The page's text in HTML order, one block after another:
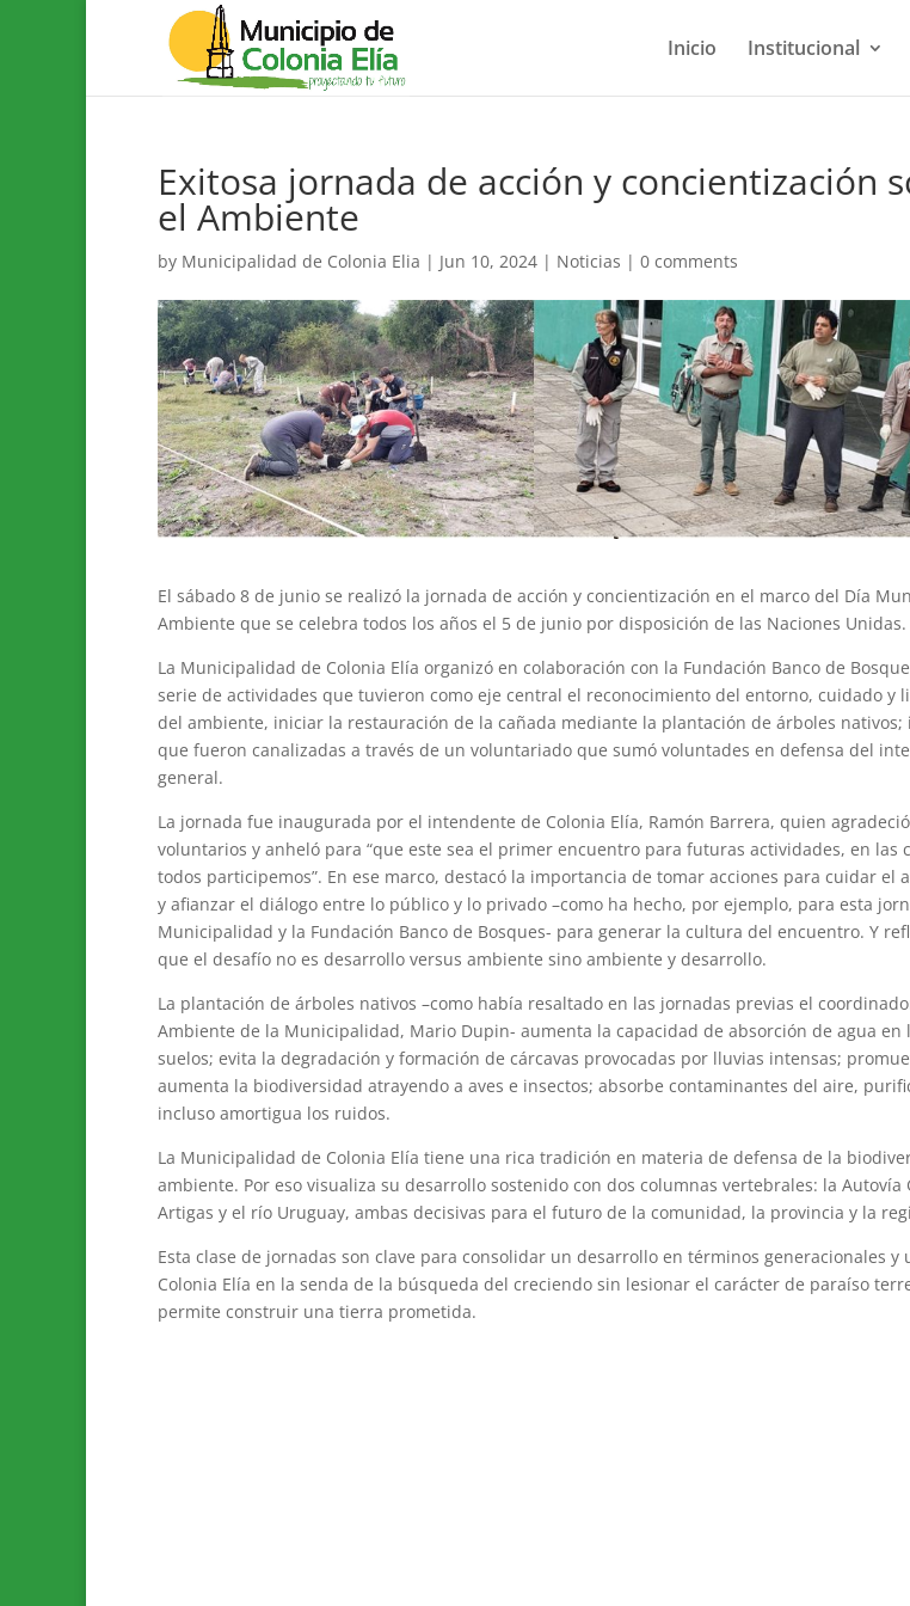
Inicio Institucional
Exitosa jornada de acción y concientización
el Ambiente
by Municipalidad de Colonia Elia | Jun 10, 2024 | Noticias | 0 comments
El sábado 8 de junio se realizó la jornada de acción y concientización en el marco del Día
Ambiente que se celebra todos los años el 5 de junio por disposición de las Naciones Unidas.
La Municipalidad de Colonia Elía organizó en colaboración con la Fundación Banco de
serie de actividades que tuvieron como eje central el reconocimiento del entorno, cuidado y
del ambiente, iniciar la restauración de la cañada mediante la plantación de árboles nativos;
que fueron canalizadas a través de un voluntariado que sumó voluntades en defensa del
general.
La jornada fue inaugurada por el intendente de Colonia Elía, Ramón Barrera, quien
voluntarios y anheló para “que este sea el primer encuentro para futuras actividades, en las
todos participemos”. En ese marco, destacó la importancia de tomar acciones para cuidar el
y afianzar el diálogo entre lo público y lo privado –como ha hecho, por ejemplo, para esta
Municipalidad y la Fundación Banco de Bosques- para generar la cultura del encuentro. Y
que el desafío no es desarrollo versus ambiente sino ambiente y desarrollo.
La plantación de árboles nativos –como había resaltado en las jornadas previas el
Ambiente de la Municipalidad, Mario Dupin- aumenta la capacidad de absorción de agua en
suelos; evita la degradación y formación de cárcavas provocadas por lluvias intensas;
aumenta la biodiversidad atrayendo a aves e insectos; absorbe contaminantes del aire,
incluso amortigua los ruidos.
La Municipalidad de Colonia Elía tiene una rica tradición en materia de defensa de la
ambiente. Por eso visualiza su desarrollo sostenido con dos columnas vertebrales: la Autovía
Artigas y el río Uruguay, ambas decisivas para el futuro de la comunidad, la provincia y la
Esta clase de jornadas son clave para consolidar un desarrollo en términos generacionales y
Colonia Elía en la senda de la búsqueda del creciendo sin lesionar el carácter de paraíso
permite construir una tierra prometida.